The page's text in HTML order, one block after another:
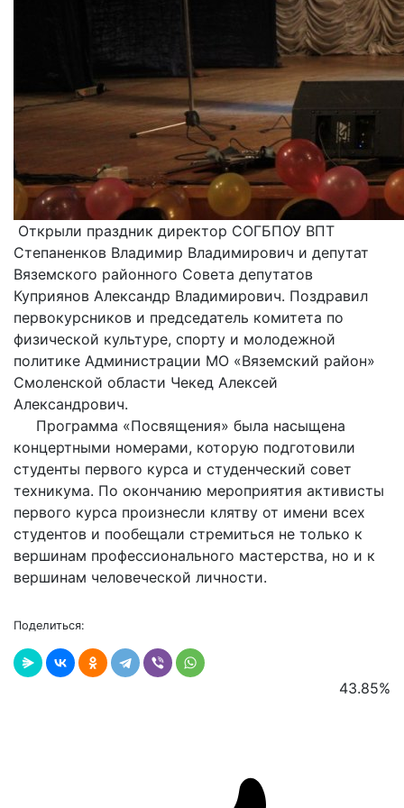
Открыли праздник директор СОГБПОУ ВПТ
Степаненков Владимир Владимирович и депутат
Вяземского районного Совета депутатов
Куприянов Александр Владимирович. Поздравил
первокурсников и председатель комитета по
физической культуре, спорту и молодежной
политике Администрации МО «Вяземский район»
Смоленской области Чекед Алексей
Александрович.
Программа «Посвящения» была насыщена
концертными номерами, которую подготовили
студенты первого курса и студенческий совет
техникума. По окончанию мероприятия активисты
первого курса произнесли клятву от имени всех
студентов и пообещали стремиться не только к
вершинам профессионального мастерства, но и к
вершинам человеческой личности.
Поделиться:
43.85%